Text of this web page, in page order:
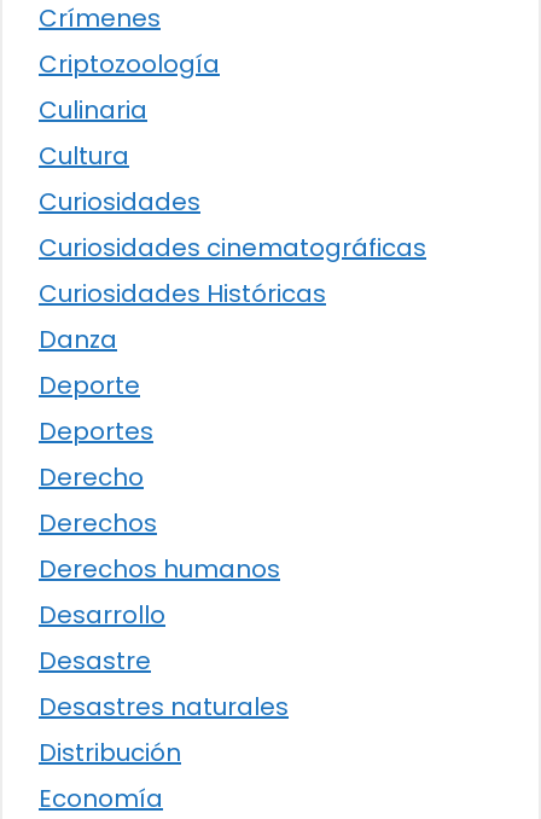
Crímenes
Criptozoología
Culinaria
Cultura
Curiosidades
Curiosidades cinematográficas
Curiosidades Históricas
Danza
Deporte
Deportes
Derecho
Derechos
Derechos humanos
Desarrollo
Desastre
Desastres naturales
Distribución
Economía